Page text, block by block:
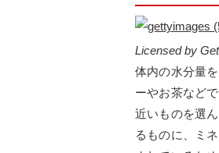
Licensed by
体内の水分量
ーやお茶など
近いものを選
るものに、ミ